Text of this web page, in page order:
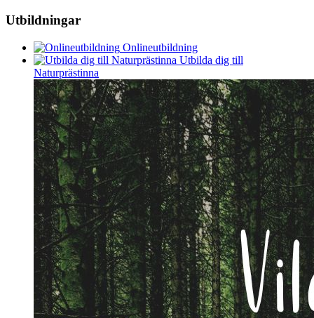
Utbildningar
Onlineutbildning
Utbilda dig till
Naturprästinna